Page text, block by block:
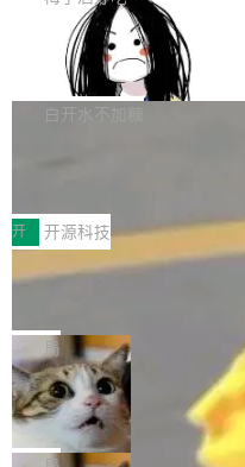
pedia 于去年底上线，定位为
容的百科平台，被马斯克视为
维基百科的替代方案。
热门页面还是低关注度页面，
声明 LocaleResolver、注册
erceptor…五六步之后才能看
本。 Solon 换了个方式。整
Apache Doris 4.1 全面增
支持 UPDATE、MERGE
erg V3
Apache Doris 4.1 要补齐的
半。在已有查询能力的基础上
常维护操作，并完整支持
白开水不加糖
村国家自主创新示范区会议中
由中关村智联软件服务业质量
“智构可信·质创未来——AI原生
式”为主题，直面AI从实验室
的核心质量命题。会上，《
工具选型手册》发布，Testin
nt智能测试系统入选AI测试领
O而言，这提示了一个转变：
工具升级为企业的质量基础设
开 开源科技
让非法状态不可表示：一篇
有一种东西，一旦用过就回
eev 管它叫"软件设计的基石"
鲜——代数数据类型（ADT）
（sum type）。但他说清楚了
型系统的学术体操，是日常编
章从一个简单的例子切入。一
局
Cloudflare 开源内部企业
dflare OS
Cloudflare 发布了一个开源
S。如果你只看官方博客，你